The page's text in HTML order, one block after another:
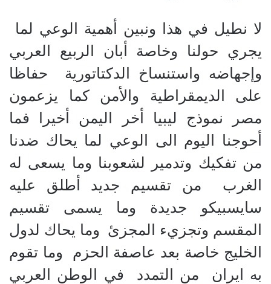
لا نطيل في هذا ونبين أهمية الوعي لما
يجري حولنا وخاصة أبان الربيع العربي
وإجهاضه واستنساخ الدكتاتورية حفاظا
على الديمقراطية والأمن كما يزعمون
مصر نموذج ليبيا أخر اليمن أخيرا فما
أحوجنا اليوم الى الوعي لما يحاك ضدنا
من تفكيك وتدمير لشعوبنا وما يسعى له
الغرب من تقسيم جديد أطلق عليه
سايسبيكو جديدة وما يسمى تقسيم
المقسم وتجزيء المجزئ وما يحاك لدول
الخليج خاصة بعد عاصفة الحزم وما تقوم
به ايران من التمدد في الوطن العربي